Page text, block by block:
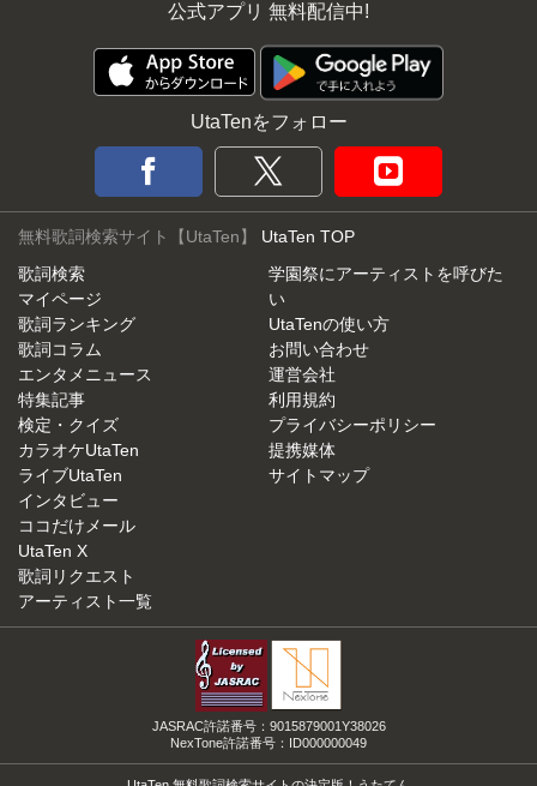
公式アプリ 無料配信中!
UtaTenをフォロー
無料歌詞検索サイト【UtaTen】 UtaTen TOP
歌詞検索
マイページ
歌詞ランキング
歌詞コラム
エンタメニュース
特集記事
検定・クイズ
カラオケUtaTen
ライブUtaTen
インタビュー
ココだけメール
UtaTen X
歌詞リクエスト
アーティスト一覧
学園祭にアーティストを呼びた
い
UtaTenの使い方
お問い合わせ
運営会社
利用規約
プライバシーポリシー
提携媒体
サイトマップ
JASRAC許諾番号：9015879001Y38026
NexTone許諾番号：ID000000049